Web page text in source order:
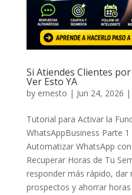
Si Atiendes Clientes
Ver Esto YA
by ernesto | Jun 24, 2026 |
Tutorial para Activar la
WhatsAppBusiness Parte
Automatizar WhatsApp
Recuperar Horas de Tu
responder más rápido,
prospectos y ahorrar horas